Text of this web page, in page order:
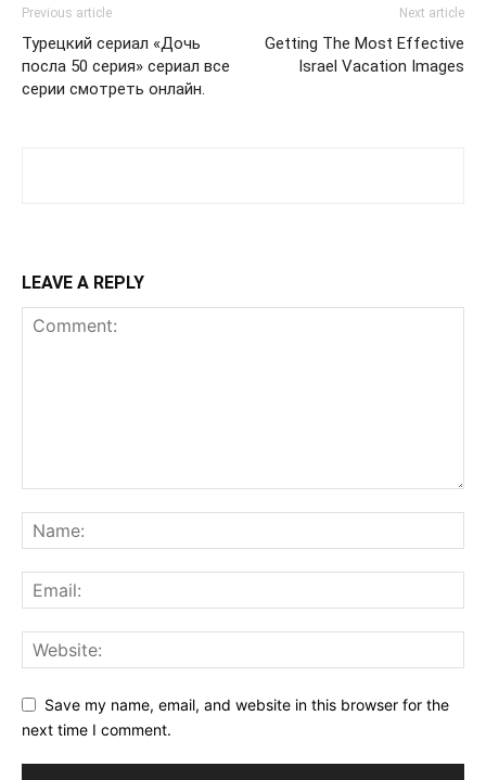
Previous article
Турецкий сериал «Дочь
посла 50 серия» сериал все
серии смотреть онлайн.
Next article
Getting The Most Effective
Israel Vacation Images
LEAVE A REPLY
Save my name, email, and website in this browser for the
next time I comment.